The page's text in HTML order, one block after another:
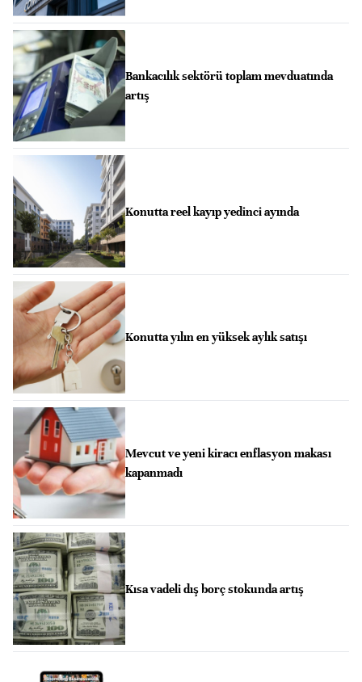
Bankacılık sektörü toplam mevduatında
artış
Konutta reel kayıp yedinci ayında
Konutta yılın en yüksek aylık satışı
Mevcut ve yeni kiracı enflasyon makası
kapanmadı
Kısa vadeli dış borç stokunda artış